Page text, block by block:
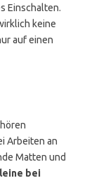
Einschalten.
keine
auf einen
Arbeiten an
Matten und
bei